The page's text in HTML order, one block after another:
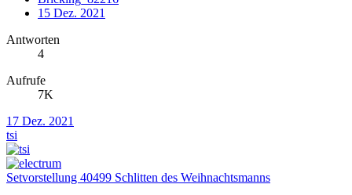
15 Dez. 2021
Antworten
4
Aufrufe
7K
17 Dez. 2021
tsi
Setvorstellung 40499 Schlitten des Weihnachtsmanns